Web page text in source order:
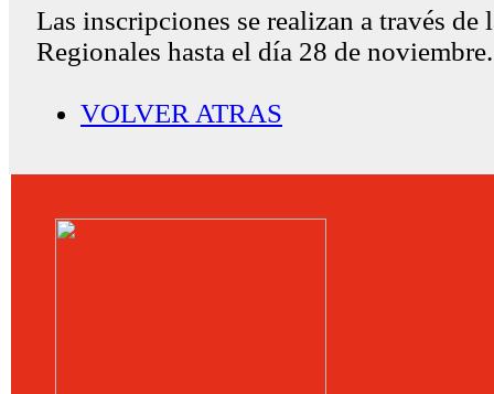
Las inscripciones se realizan a través de
Regionales hasta el día 28 de noviembre.
VOLVER ATRAS